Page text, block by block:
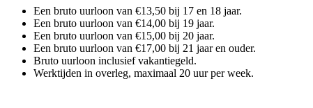
Een bruto uurloon van €13,50 bij 17 en 18 jaar.
Een bruto uurloon van €14,00 bij 19 jaar.
Een bruto uurloon van €15,00 bij 20 jaar.
Een bruto uurloon van €17,00 bij 21 jaar en ouder.
Bruto uurloon inclusief vakantiegeld.
Werktijden in overleg, maximaal 20 uur per week.